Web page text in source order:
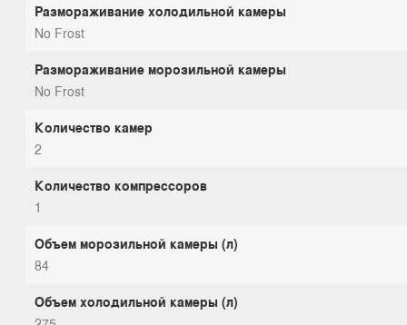
Размораживание холодильной камеры
No Frost
Размораживание морозильной камеры
No Frost
Количество камер
2
Количество компрессоров
1
Объем морозильной камеры (л)
84
Объем холодильной камеры (л)